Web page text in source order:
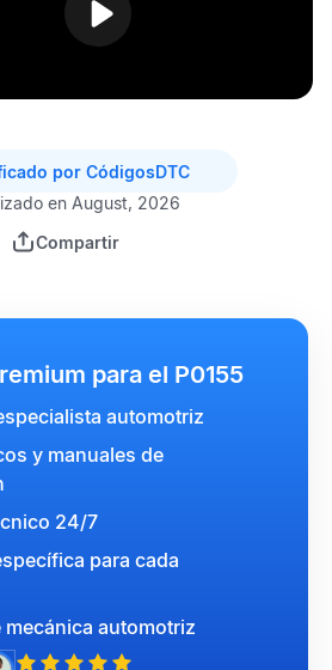
por CódigosDTC
en August, 2026
Compartir
para el P0155
automotriz
y manuales de
24/7
para cada
mecánica automotriz